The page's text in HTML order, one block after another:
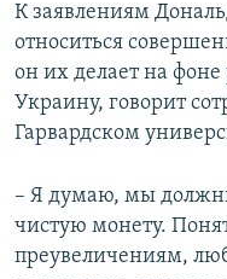
К заявлениям
относиться
он их делает на
Украину, говорит
Гарвардском
– Я думаю, мы
чистую монету.
преувеличениям,